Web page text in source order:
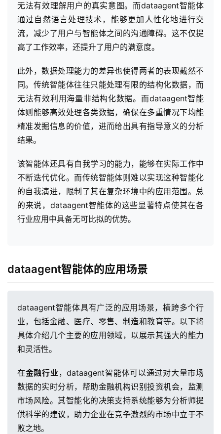
动
品
决
方
无法有效理解用户的真实意图。而dataagent智能体
通过自然语言处理技术，能够更加人性化地进行交
流，减少了用户与智能体之间的沟通障碍。这不仅提
高了工作效率，还提升了用户的满意度。
此外，数据处理能力的差异也使得两者的表现截然不
同。传统智能体往往只能处理有限的结构化数据，而
无法有效利用海量非结构化数据。而dataagent智能
体则能够高效处理各类数据，确保在多重情况下均能
精准发掘信息的价值，进而给出具有指导意义的分析
结果。
该智能体还具有自我学习的能力，能够在实际工作中
不断迭代优化。而传统智能体则难以实现这种智能化
的自我演进，限制了其在复杂环境中的应用范围。总
的来说，dataagent智能体的这些显著特点使其在各
行业应用中具备无可比拟的优势。
dataagent智能体的应用场景
dataagent智能体具有广泛的应用场景，横跨多个行
业，包括金融、医疗、零售、制造和教育等。以下将
具体介绍几个主要的应用领域，以展示其强大的能力
和灵活性。
在金融行业，dataagent智能体可以通过对大量市场
数据的实时分析，帮助金融机构识别投资机会，监测
市场风险。其智能化的决策支持系统能够为分析师提
供科学的建议，助力企业在竞争激烈的市场中立于不
败之地。